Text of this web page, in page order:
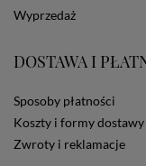
zamieszczane
stosowanie
ustawienia
Wyprzedaż
DOSTAWA I
Sposoby płatności
Koszty i formy dostawy
Zwroty i reklamacje